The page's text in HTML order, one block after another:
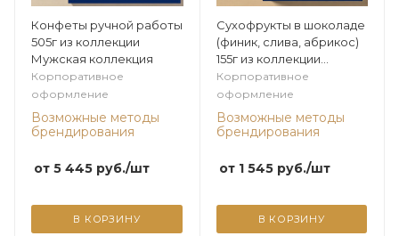
Конфеты ручной работы
505г из коллекции
Мужская коллекция
Корпоративное
оформление
Возможные методы
брендирования
от 5 445 руб./шт
В КОРЗИНУ
Сухофрукты в шоколаде
(финик, слива, абрикос)
155г из коллекции
Мужская коллекция
Корпоративное
оформление
Возможные методы
брендирования
от 1 545руб./шт
В КОРЗИНУ